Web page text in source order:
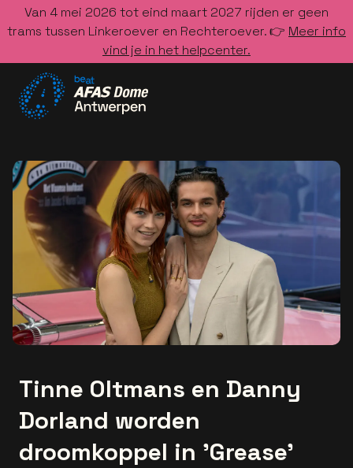
Van 4 mei 2026 tot eind maart 2027 rijden er geen
trams tussen Linkeroever en Rechteroever. 👉 Meer info
vind je in het helpcenter.
Tinne Oltmans en Danny
Dorland worden
droomkoppel in 'Grease'